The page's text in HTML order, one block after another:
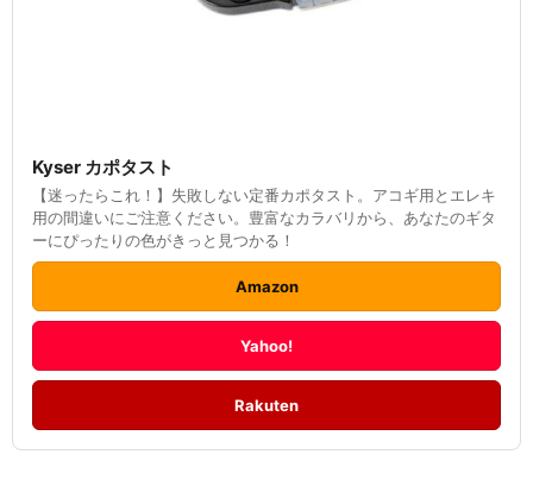
Kyser カポタスト
【迷ったらこれ！】失敗しない定番カポタスト。アコギ用とエレキ
用の間違いにご注意ください。豊富なカラバリから、あなたのギタ
ーにぴったりの色がきっと見つかる！
Amazon
Yahoo!
Rakuten